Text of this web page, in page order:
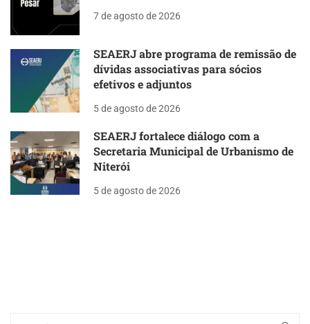
7 de agosto de 2026
SEAERJ abre programa de remissão de
dívidas associativas para sócios
efetivos e adjuntos
5 de agosto de 2026
SEAERJ fortalece diálogo com a
Secretaria Municipal de Urbanismo de
Niterói
5 de agosto de 2026